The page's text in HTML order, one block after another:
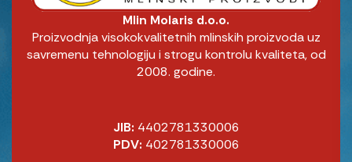
Mlin Molaris d.o.o.
Proizvodnja visokokvalitetnih mlinskih proizvoda uz
savremenu tehnologiju i strogu kontrolu kvaliteta, od
2008. godine.
JIB: 4402781330006
PDV: 402781330006